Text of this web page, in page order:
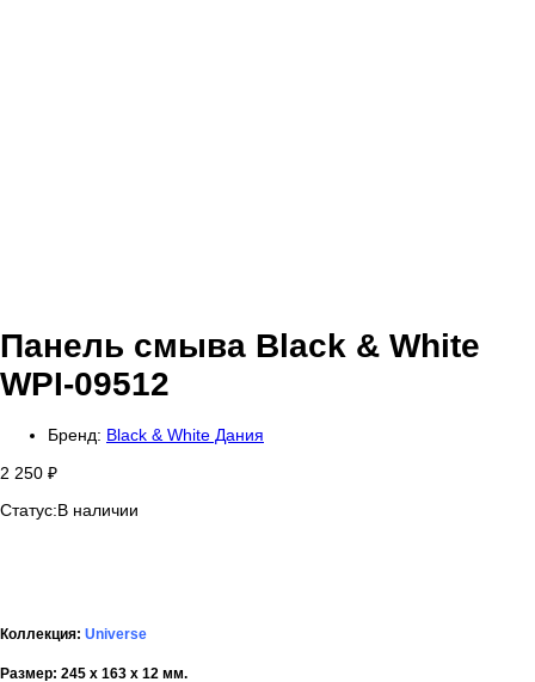
Панель смыва Black & White
WPI-09512
Бренд: Black & White Дания
2 250 ₽
Статус:В наличии
Коллекция: Universe
Размер: 245 х 163 х 12 мм.